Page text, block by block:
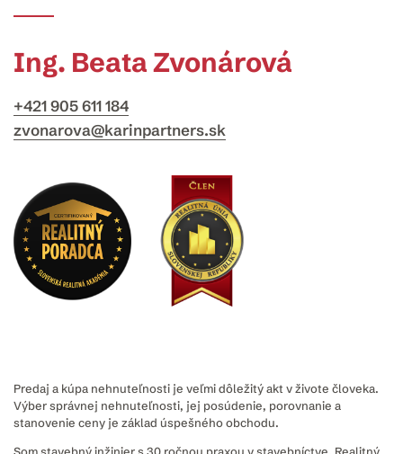
Ing. Beata Zvonárová
+421 905 611 184
zvonarova@karinpartners.sk
Predaj a kúpa nehnuteľnosti je veľmi dôležitý akt v živote človeka.
Výber správnej nehnuteľnosti, jej posúdenie, porovnanie a
stanovenie ceny je základ úspešného obchodu.